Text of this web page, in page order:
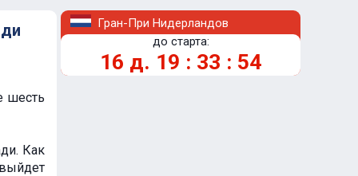
шесть
Как
Гран-При Нидерландов
до старта:
16 д. 19 : 33 : 54